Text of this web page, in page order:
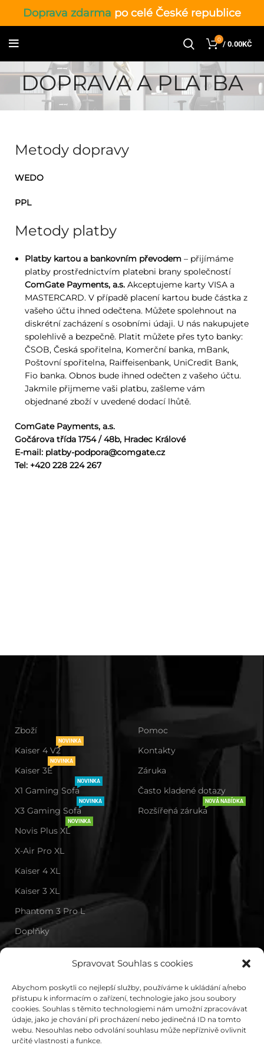
Spravovat Souhlas s cookies
Abychom poskytli co nejlepší služby, používáme k ukládání a/nebo
přístupu k informacím o zařízení, technologie jako jsou soubory
cookies. Souhlas s těmito technologiemi nám umožní zpracovávat
údaje, jako je chování při procházení nebo jedinečná ID na tomto
webu. Nesouhlas nebo odvolání souhlasu může nepříznivě ovlivnit
určité vlastnosti a funkce.
Doprava zdarma po celé České republice
0 / 0.00KČ
DOPRAVA A PLATBA
Metody dopravy
WEDO
PPL
Metody platby
Platby kartou a bankovním převodem – přijímáme
platby prostřednictvím platebni brany společností
ComGate Payments, a.s. Akceptujeme karty VISA a
MASTERCARD. V případě placení kartou bude částka z
vašeho účtu ihned odečtena. Můžete spolehnout na
diskrétní zacházení s osobními údaji. U nás nakupujete
spolehlivě a bezpečně. Platit můžete přes tyto banky:
ČSOB, Česká spořitelna, Komerční banka, mBank,
Poštovní spořitelna, Raiffeisenbank, UniCredit Bank,
Fio banka. Obnos bude ihned odečten z vašeho účtu.
Jakmile přijmeme vaši platbu, zašleme vám
objednané zboží v uvedené dodací lhůtě.
ComGate Payments, a.s.
Gočárova třída 1754 / 48b, Hradec Králové
E-mail: platby-podpora@comgate.cz
Tel: +420 228 224 267
Zboží
Kaiser 4 V2
NOVINKA
Kaiser 3E
NOVINKA
X1 Gaming Sofa
NOVINKA
X3 Gaming Sofa
NOVINKA
Novis Plus XL
NOVINKA
X-Air Pro XL
Kaiser 4 XL
Kaiser 3 XL
Phantom 3 Pro L
Doplňky
Pomoc
Kontakty
Záruka
Často kladené dotazy
Rozšířená záruka
NOVÁ NABÍDKA
Důležité informace
O nás
Kde nás najdete?
Laboratoř Anda Seat
O nákupu
Doprava a platba
Výměna a vrácení zboží
Obchodní podmínky